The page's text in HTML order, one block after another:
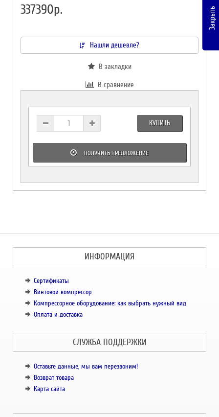
337390р.
Нашли дешевле?
В закладки
В сравнение
КУПИТЬ
ПОЛУЧИТЬ ПРЕДЛОЖЕНИЕ
ИНФОРМАЦИЯ
Сертификаты
Винтовой компрессор
Компрессорное оборудование: как выбрать нужный вид
Оплата и доставка
СЛУЖБА ПОДДЕРЖКИ
Оставьте данные, мы вам перезвоним!
Возврат товара
Карта сайта
Закрыть